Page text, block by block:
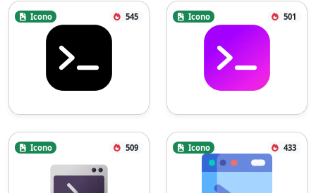
Icono 545 Icono 501
Icono 509 Icono 433